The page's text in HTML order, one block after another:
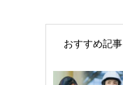
おすすめ記事